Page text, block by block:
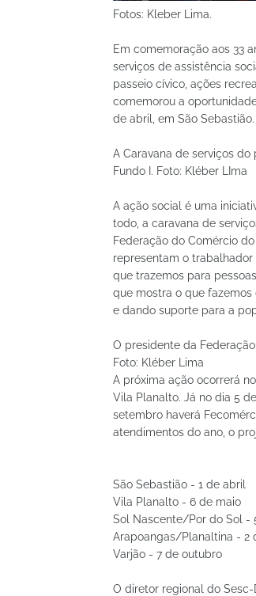
Fotos: Kleber Lima.
Em comemoração aos 33
serviços de assistência
passeio cívico, ações
comemorou a
de abril, em São Sebastião.
A Caravana de serviços
Fundo I. Foto: Kléber LIma
A ação social é uma
todo, a caravana de
Federação do Comércio
representam o trabalhador
que trazemos para
que mostra o que
e dando suporte para a
O presidente da
Foto: Kléber Lima
A próxima ação ocorrerá
Vila Planalto. Já no dia 5
setembro haverá
atendimentos do ano, o
São Sebastião - 1 de abril
Vila Planalto - 6 de maio
Sol Nascente/Por do Sol -
Arapoangas/Planaltina - 2
Varjão - 7 de outubro
O diretor regional do